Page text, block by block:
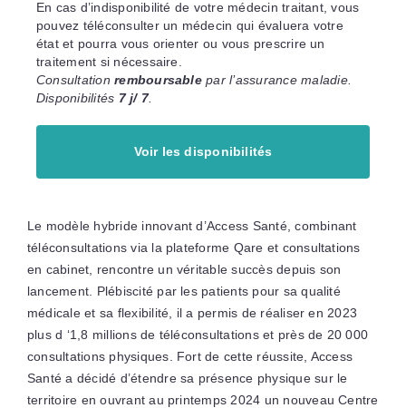
En cas d’indisponibilité de votre médecin traitant, vous
pouvez téléconsulter un médecin qui évaluera votre
état et pourra vous orienter ou vous prescrire un
traitement si nécessaire.
Consultationremboursablepar l’assurance maladie.
Disponibilités 7 j/ 7.
Voir les disponibilités
Le modèle hybride innovant d’Access Santé, combinant
téléconsultations via la plateforme Qare et consultations
en cabinet, rencontre un véritable succès depuis son
lancement. Plébiscité par les patients pour sa qualité
médicale et sa flexibilité, il a permis de réaliser en 2023
plus d ‘1,8 millions de téléconsultations et près de 20 000
consultations physiques. Fort de cette réussite, Access
Santé a décidé d’étendre sa présence physique sur le
territoire en ouvrant au printemps 2024 un nouveau Centre